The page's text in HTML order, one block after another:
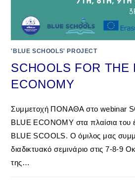
'BLUE SCHOOLS' PROJECT
SCHOOLS FOR THE
ECONOMY
Συμμετοχή ΠΟΝΑΘΑ στο webinar
BLUE ECONOMY στα πλαίσια
BLUE SCOOLS. Ο όμιλος μας
διαδικτυακό σεμινάριο στις 7-8-9
της…